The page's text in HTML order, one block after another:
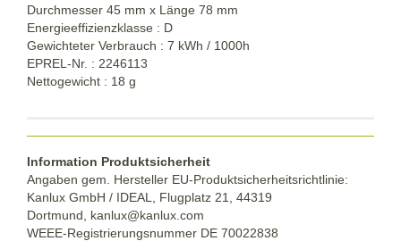
Durchmesser 45 mm x Länge 78 mm
Energieeffizienzklasse : D
Gewichteter Verbrauch : 7 kWh / 1000h
EPREL-Nr. : 2246113
Nettogewicht : 18 g
Information Produktsicherheit
Angaben gem. Hersteller EU-Produktsicherheitsrichtlinie:
Kanlux GmbH / IDEAL, Flugplatz 21, 44319
Dortmund, kanlux@kanlux.com
WEEE-Registrierungsnummer DE 70022838